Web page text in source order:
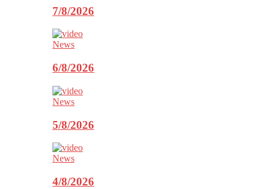
7/8/2026
News
6/8/2026
News
5/8/2026
News
4/8/2026